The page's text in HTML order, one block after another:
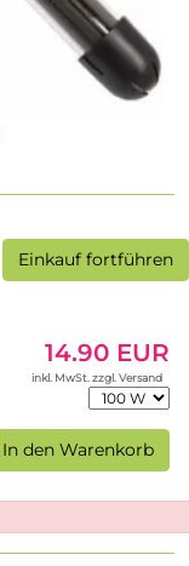
Einkauf fortführen
14.90 EUR
inkl. MwSt. zzgl. Versand
den Warenkorb